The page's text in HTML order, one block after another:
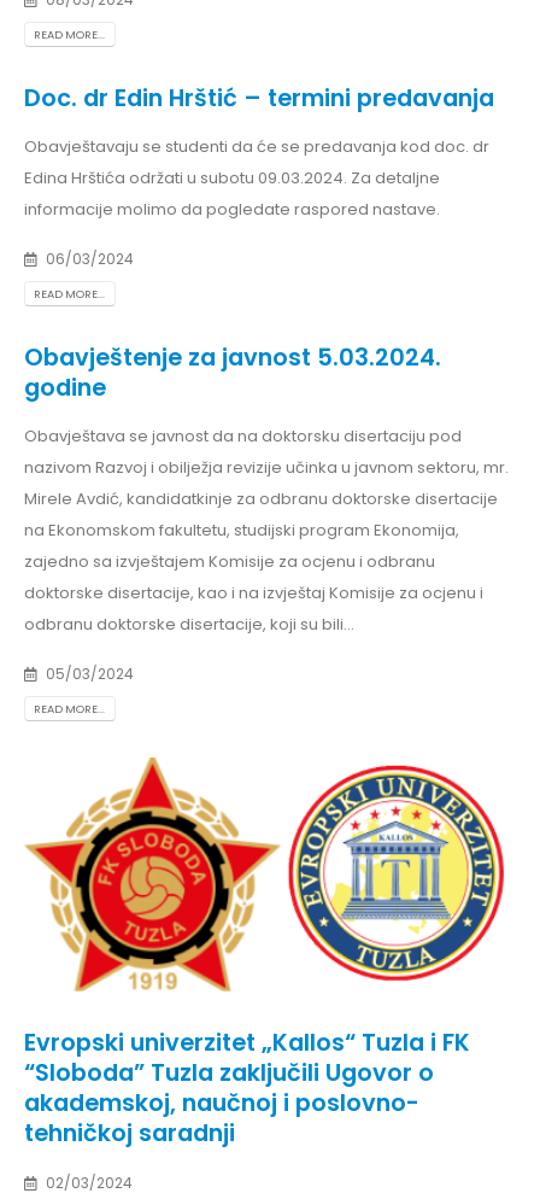
READ MORE...
Doc. dr Edin Hrštić – termini predavanja
Obavještavaju se studenti da će se predavanja kod doc. dr
Edina Hrštića održati u subotu 09.03.2024. Za detaljne
informacije molimo da pogledate raspored nastave.
06/03/2024
READ MORE...
Obavještenje za javnost 5.03.2024.
godine
Obavještava se javnost da na doktorsku disertaciju pod
nazivom Razvoj i obilježja revizije učinka u javnom sektoru, mr.
Mirele Avdić, kandidatkinje za odbranu doktorske disertacije
na Ekonomskom fakultetu, studijski program Ekonomija,
zajedno sa izvještajem Komisije za ocjenu i odbranu
doktorske disertacije, kao i na izvještaj Komisije za ocjenu i
odbranu doktorske disertacije, koji su bili...
05/03/2024
READ MORE...
Evropski univerzitet „Kallos“ Tuzla i FK
“Sloboda” Tuzla zaključili Ugovor o
akademskoj, naučnoj i poslovno-
tehničkoj saradnji
02/03/2024